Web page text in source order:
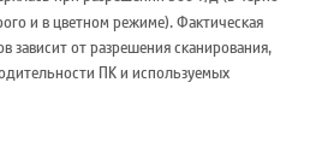
и в цветном режиме). Фактическая
зависит от разрешения сканирования,
ПК и используемых